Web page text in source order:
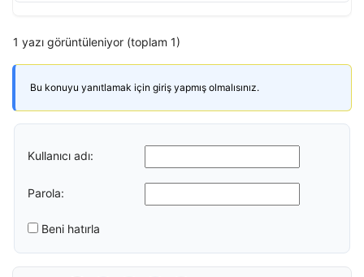
1 yazı görüntüleniyor (toplam 1)
Bu konuyu yanıtlamak için giriş yapmış olmalısınız.
Kullanıcı adı:
Parola:
Beni hatırla